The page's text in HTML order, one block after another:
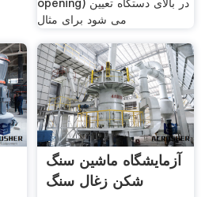
می شود برای مثال
آزمایشگاه ماشین سنگ
شکن زغال سنگ